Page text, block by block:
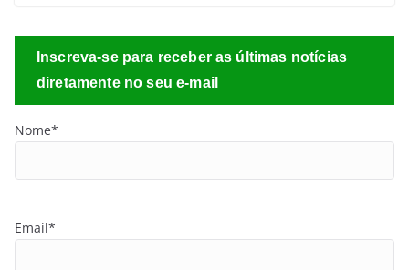
Inscreva-se para receber as últimas notícias
diretamente no seu e-mail
Nome*
Email*